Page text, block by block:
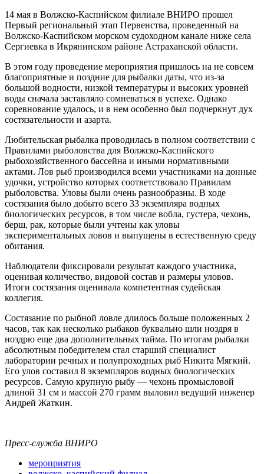
14 мая в Волжско-Каспийском филиале ВНИРО прошел
Первый региональный этап Первенства, проведенный на
Волжско-Каспийском морском судоходном канале ниже села
Сергиевка в Икрянинском районе Астраханской области.
В этом году проведение мероприятия пришлось на не совсем
благоприятные и поздние для рыбалки даты, что из-за
большой водности, низкой температуры и высоких уровней
воды сначала заставляло сомневаться в успехе. Однако
соревнование удалось, и в нем особенно был подчеркнут дух
состязательности и азарта.
Любительская рыбалка проводилась в полном соответствии с
Правилами рыболовства для Волжско-Каспийского
рыбохозяйственного бассейна и иными нормативными
актами. Лов рыб производился всеми участниками на донные
удочки, устройство которых соответствовало Правилам
рыболовства. Уловы были очень разнообразны. В ходе
состязания было добыто всего 33 экземпляра водных
биологических ресурсов, в том числе вобла, густера, чехонь,
берш, рак, которые были учтены как уловы
экспериментальных ловов и выпущены в естественную среду
обитания.
Наблюдатели фиксировали результат каждого участника,
оценивая количество, видовой состав и размеры уловов.
Итоги состязания оценивала компетентная судейская
коллегия.
Состязание по рыбной ловле длилось больше положенных 2
часов, так как несколько рыбаков буквально шли ноздря в
ноздрю еще два дополнительных тайма. По итогам рыбалки
абсолютным победителем стал старший специалист
лаборатории речных и полупроходных рыб Никита Мягкий.
Его улов составил 8 экземпляров водных биологических
ресурсов. Самую крупную рыбу — чехонь промысловой
длиной 31 см и массой 270 грамм выловил ведущий инженер
Андрей Жаткин.
Пресс-служба ВНИРО
мероприятия